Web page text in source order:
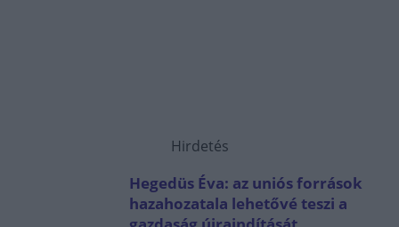
Hirdetés
Hegedüs Éva: az uniós források
hazahozatala lehetővé teszi a